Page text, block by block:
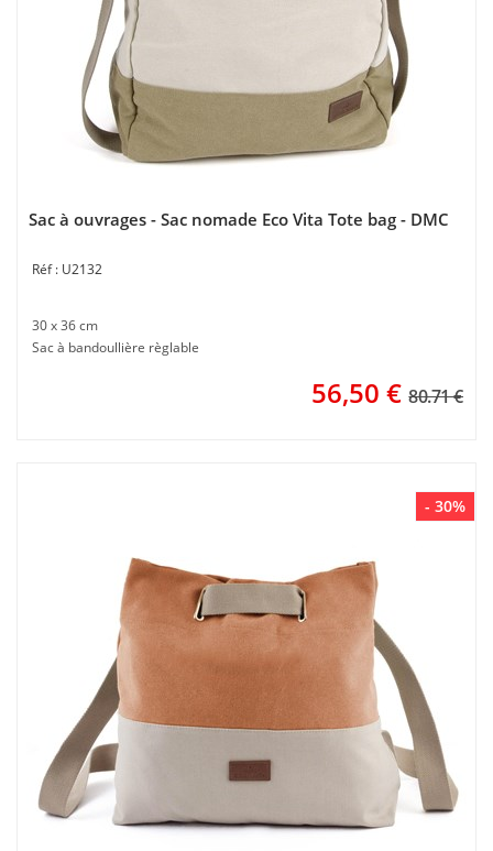
Sac à ouvrages - Sac nomade Eco Vita Tote bag - DMC
U2132
30 x 36 cm
Sac à bandoullière règlable
56,50 € 80.71 €
- 30%